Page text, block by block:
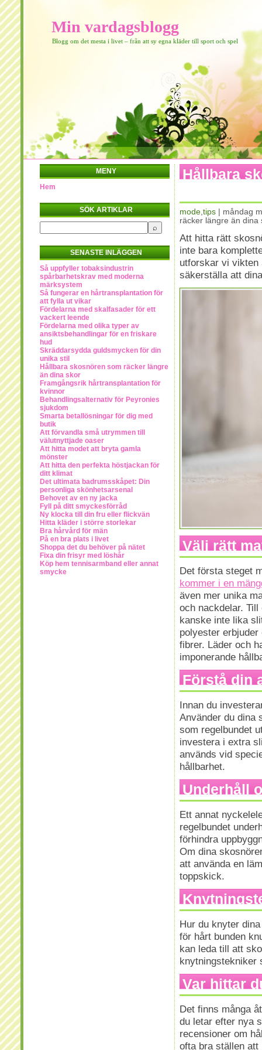
Min vardagsblogg
Blogg om det mesta i livet – från att sy egna kläder till sport och spel
MENY
Hem
SÖK ARTIKLAR
SENASTE INLÄGGEN
Så uppfyller tobaksindustrin
spårbarhetskrav med moderna
märksystem
Så fungerar en hårtransplantation för
att fylla ut vikar
Fördelarna med skalfasader för ett
vackert leende
Fördelarna med olika typer av
ansiktsbehandlingar för en friskare
hud
Skräddarsydda guldsmycken för din
unika stil
Hållbara skosnören som räcker längre
än dina skor
Framgångsrik hårtransplantation för
kvinnor
Behandlingsalternativ för Peyronies
sjukdom
Smarta betallösningar för dig med
butik
Att förvandla små utrymmen till
välutnyttjade oaser
Att hitta modet att bryta gamla
mönster
Att hitta den perfekta höstjackan för
ditt klimat
Det ultimata badrumsskåpet: Din
personliga skönhetsarsenal
Behovet av en ny jacka
Fyll på ditt smyckesförråd
Ny klocka till din fru eller flickvän
Hitta kläder i större storlekar
Bra hårvård för män
På en bra plats i livet
Shoppa det du behöver på nätet
Fixa din frisyr med löshår
Köp hem tennisarmband eller annat
smycke
Hållbara
mode,tips | måndag
räcker längre än dina
Att hitta rätt
inte bara
utforskar vi vikten
säkerställa att
Välj rätt
Det första steget
kommer i en
även mer unika
och nackdelar.
kanske inte lika
polyester
fibrer. Läder och
imponerande
Förstå din
Innan du
Använder du dina
som regelbundet
investera i extra
används vid
hållbarhet.
Underhåll
Ett annat
regelbundet
förhindra
Om dina
att använda en
toppskick.
Hur du knyter
för hårt bunden
kan leda till att
knytningstekniker
Var hittar
Det finns många
du letar efter nya
recensioner om
ofta bra ställen att